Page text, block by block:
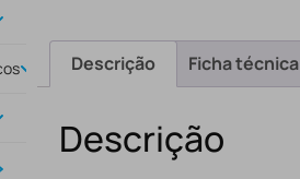
Descrição Ficha técnica
Descrição